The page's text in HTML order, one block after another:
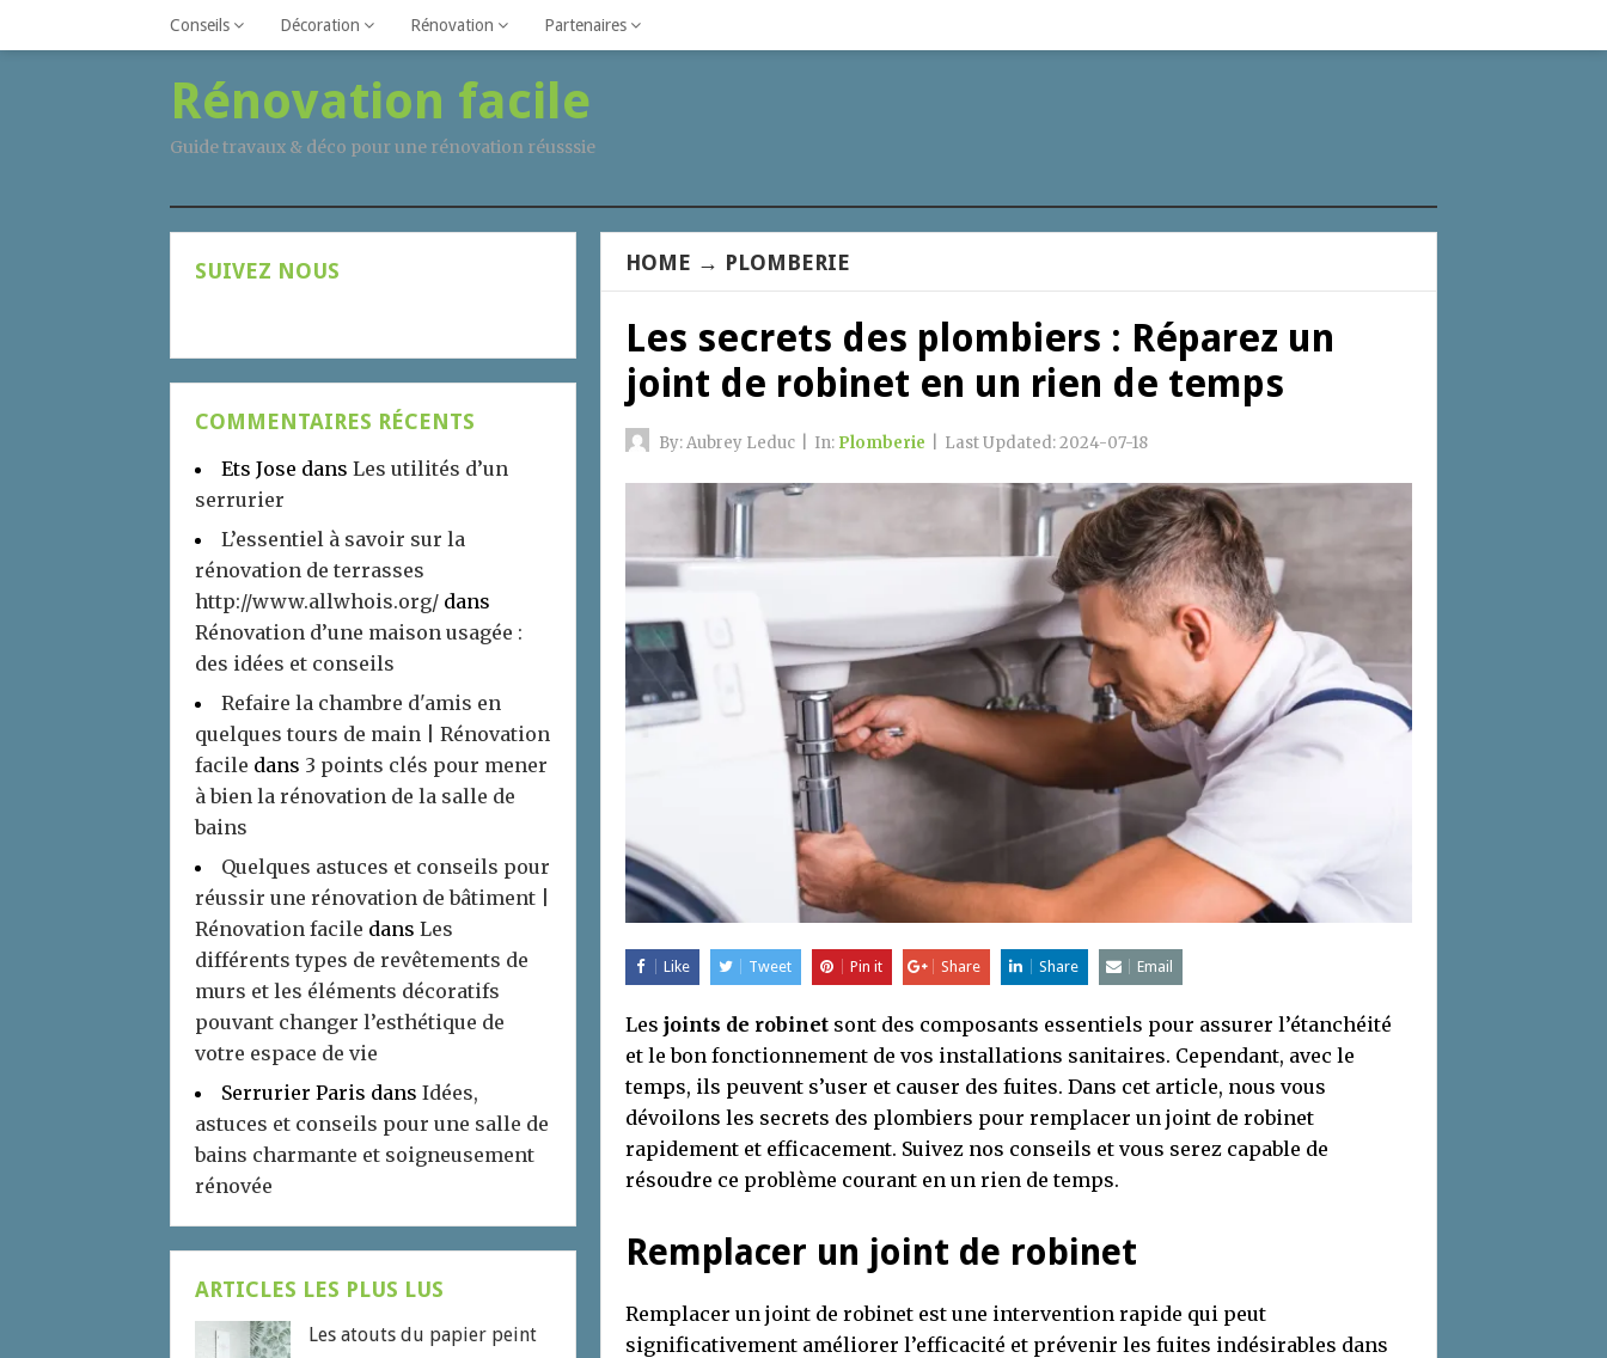
Conseils Décoration Rénovation Partenaires
Rénovation facile
Guide travaux & déco pour une rénovation réusssie
HOME → PLOMBERIE
Les secrets des plombiers : Réparez un
joint de robinet en un rien de temps
By:Aubrey Leduc In: Plomberie Last Updated:2024-07-18
Like Tweet Pin it Share Share Email
Les joints de robinet sont des composants essentiels pour assurer l’étanchéité
et le bon fonctionnement de vos installations sanitaires. Cependant, avec le
temps, ils peuvent s’user et causer des fuites. Dans cet article, nous vous
dévoilons les secrets des plombiers pour remplacer un joint de robinet
rapidement et efficacement. Suivez nos conseils et vous serez capable de
résoudre ce problème courant en un rien de temps.
Remplacer un joint de robinet
Remplacer un joint de robinet est une intervention rapide qui peut
significativement améliorer l’efficacité et prévenir les fuites indésirables dans
SUIVEZ NOUS
COMMENTAIRES RÉCENTS
Ets Jose dans Les utilités d’un
serrurier
L’essentiel à savoir sur la
rénovation de terrasses
http://www.allwhois.org/ dans
Rénovation d’une maison usagée :
des idées et conseils
Refaire la chambre d'amis en
quelques tours de main | Rénovation
facile dans 3 points clés pour mener
à bien la rénovation de la salle de
bains
Quelques astuces et conseils pour
réussir une rénovation de bâtiment |
Rénovation facile dans Les
différents types de revêtements de
murs et les éléments décoratifs
pouvant changer l’esthétique de
votre espace de vie
Serrurier Paris dans Idées,
astuces et conseils pour une salle de
bains charmante et soigneusement
rénovée
ARTICLES LES PLUS LUS
Les atouts du papier peint